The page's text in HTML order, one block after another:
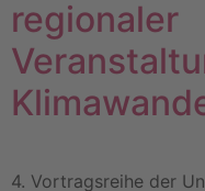
regionaler
4. Vortragsreihe der